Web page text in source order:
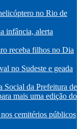
no Rio de
infância, alerta
receba filhos no Dia
no Sudeste e geada
Social da Prefeitura de
mais uma edição do
cemitérios públicos